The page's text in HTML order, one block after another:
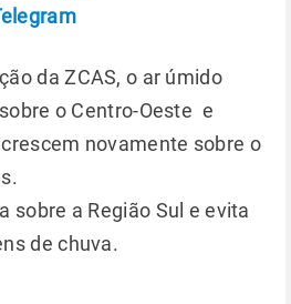
da ZCAS, o ar úmido
o Centro-Oeste e
novamente sobre o
sobre a Região Sul e evita
de chuva.